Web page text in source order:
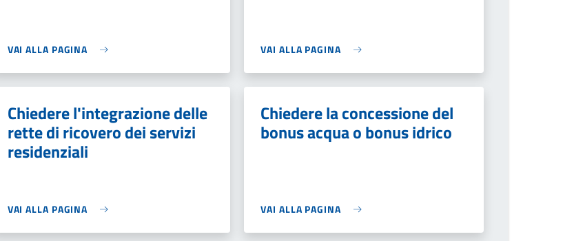
VAI ALLA PAGINA VAI ALLA PAGINA
Chiedere l'integrazione delle
rette di ricovero dei servizi
residenziali
VAI ALLA PAGINA
Chiedere la concessione del
bonus acqua o bonus idrico
VAI ALLA PAGINA